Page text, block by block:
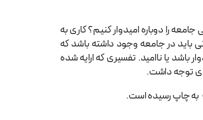
را دوباره امیدوار کنیم؟ کاری به
باید در جامعه وجود داشته باشد که
باشد یا ناامید. تفسیری که ارایه شده
توجه داشت.
به چاپ رسیده است.